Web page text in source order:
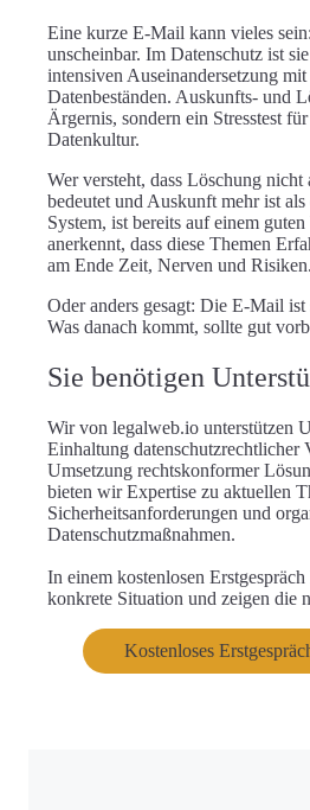
Eine kurze E-Mail kann vieles
unscheinbar. Im Datenschutz ist
intensiven Auseinandersetzung mit
Datenbeständen. Auskunfts- und
Ärgernis, sondern ein Stresstest
Datenkultur.
Wer versteht, dass Löschung nicht
bedeutet und Auskunft mehr ist
System, ist bereits auf einem
anerkennt, dass diese Themen
am Ende Zeit, Nerven und Risiken.
Oder anders gesagt: Die E-Mail ist
Was danach kommt, sollte gut
Sie benötigen
Wir von legalweb.io unterstützen
Einhaltung datenschutzrechtlicher
Umsetzung rechtskonformer
bieten wir Expertise zu aktuellen
Sicherheitsanforderungen und
Datenschutzmaßnahmen.
In einem kostenlosen Erstgespräch
konkrete Situation und zeigen die
Kostenloses